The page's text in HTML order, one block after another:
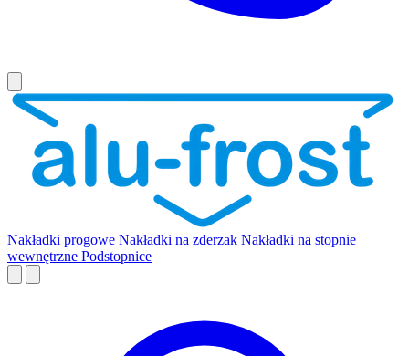
Nakładki progowe Nakładki na zderzak Nakładki na stopnie
wewnętrzne Podstopnice